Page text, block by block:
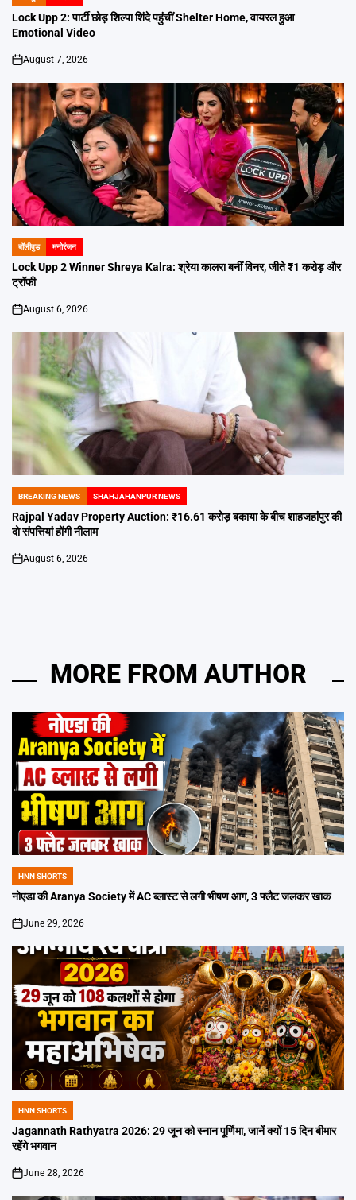
POSTED
INLock Upp 2: पार्टी छोड़ शिल्पा शिंदे पहुंचीं Shelter Home, वायरल हुआ
Emotional Video
on
August 7, 2026
POSTED
IN
बॉलीवुड मनोरंजन
Lock Upp 2 Winner Shreya Kalra: श्रेया कालरा बनीं विनर, जीते ₹1 करोड़ और
ट्रॉफी
on
August 6, 2026
POSTED
IN
BREAKING NEWS SHAHJAHANPUR NEWS
Rajpal Yadav Property Auction: ₹16.61 करोड़ बकाया के बीच शाहजहांपुर की
दो संपत्तियां होंगी नीलाम
on
August 6, 2026
MORE FROM AUTHOR
POSTED
IN
HNN SHORTS
नोएडा की Aranya Society में AC ब्लास्ट से लगी भीषण आग, 3 फ्लैट जलकर खाक
on
June 29, 2026
POSTED
IN
HNN SHORTS
Jagannath Rathyatra 2026: 29 जून को स्नान पूर्णिमा, जानें क्यों 15 दिन बीमार
रहेंगे भगवान
on
June 28, 2026